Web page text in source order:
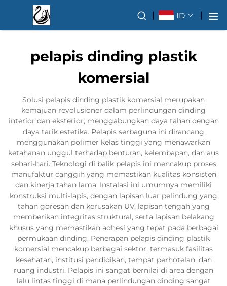
ID
pelapis dinding plastik
komersial
Solusi pelapis dinding plastik komersial merupakan
kemajuan revolusioner dalam perlindungan dinding
interior dan eksterior, menggabungkan daya tahan dengan
daya tarik estetika. Pelapis serbaguna ini dirancang
menggunakan polimer kelas tinggi yang menawarkan
ketahanan unggul terhadap benturan, kelembapan, dan aus
sehari-hari. Teknologi di balik pelapis ini mencakup proses
manufaktur canggih yang memastikan kualitas konsisten
dan kinerja tahan lama. Instalasi ini umumnya memiliki
konstruksi multi-lapis, dengan lapisan luar pelindung yang
tahan goresan dan kerusakan UV, lapisan tengah yang
memberikan integritas struktural, serta lapisan belakang
khusus yang memastikan adhesi yang tepat pada berbagai
permukaan dinding. Penerapan pelapis dinding plastik
komersial mencakup berbagai sektor, termasuk fasilitas
kesehatan, institusi pendidikan, tempat perhotelan, dan
ruang industri. Pelapis ini sangat bernilai di area dengan
lalu lintas tinggi di mana perlindungan dinding sangat